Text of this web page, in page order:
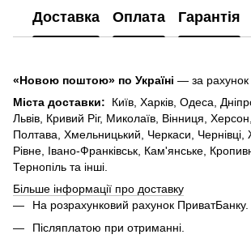
Доставка Оплата Гарантія
«Новою поштою» по Україні — за рахунок
Міста доставки: Київ, Харків, Одеса,
Львів, Кривий Ріг, Миколаїв, Вінниця, Херсон,
Полтава, Хмельницький, Черкаси,
Рівне, Івано-Франківськ, Кам'янське,
Тернопіль та інші.
Більше інформації про доставку
На розрахунковий рахунок ПриватБанку.
Післяплатою при отриманні.